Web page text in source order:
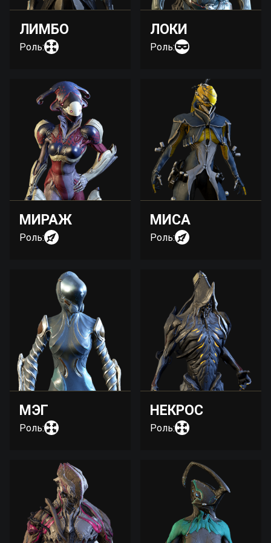
ЛИМБО
Роль:
ЛОКИ
Роль:
МИРАЖ
Роль:
МИСА
Роль:
МЭГ
Роль:
НЕКРОС
Роль: